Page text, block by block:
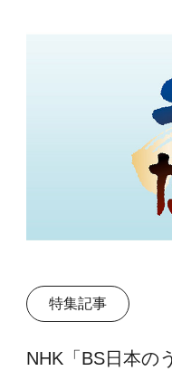
特集記事
NHK「BS日本の